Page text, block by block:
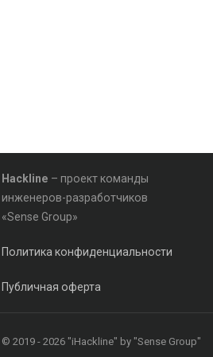
Hackline – проект команды
инженеров-разработчиков
«Sense Group»
Политика конфиденциальности
Публичная оферта
© 2019 - 2026 "iHackline" by "Sense Group"